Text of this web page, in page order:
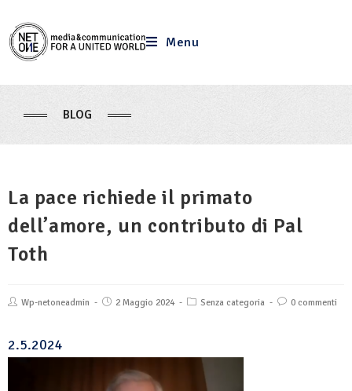
Menu
BLOG
La pace richiede il primato
dell’amore, un contributo di Pal
Toth
Wp-netoneadmin 2 Maggio 2024 Senza categoria 0 commenti
2.5.2024